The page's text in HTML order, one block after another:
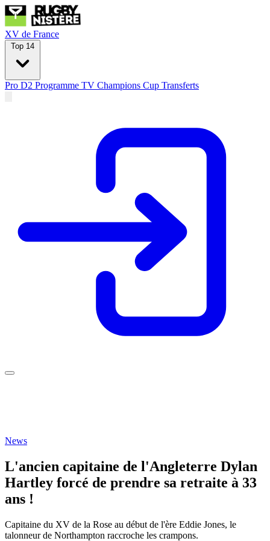
XV de France
Top 14
Pro D2 Programme TV Champions Cup Transferts
News
L'ancien capitaine de l'Angleterre Dylan
Hartley forcé de prendre sa retraite à 33
ans !
Capitaine du XV de la Rose au début de l'ère Eddie Jones, le
talonneur de Northampton raccroche les crampons.